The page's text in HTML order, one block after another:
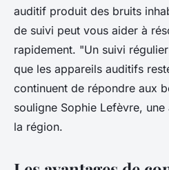
auditif produit des bruits
de suivi peut vous aider à
rapidement. "Un suivi
que les appareils auditifs
continuent de répondre aux
souligne Sophie Lefèvre,
la région.